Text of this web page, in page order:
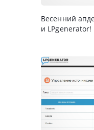
Весенний
и LPgenerator!